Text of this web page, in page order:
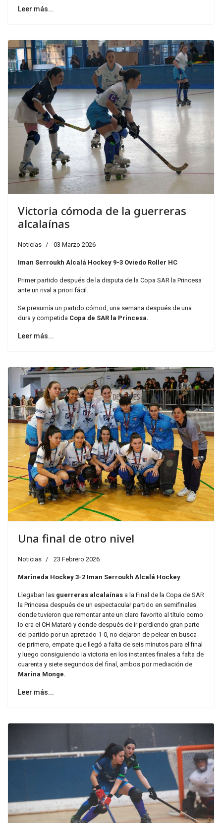
Leer más...
Victoria cómoda de la guerreras
alcalaínas
Noticias 03 Marzo 2026
Iman Serroukh Alcalá Hockey 9-3 Oviedo Roller HC
Primer partido después de la disputa de la Copa SAR la Princesa
ante un rival a priori fácil.
Se presumía un partido cómod, una semana después de una
dura y competida Copa de SAR la Princesa.
Leer más...
Una final de otro nivel
Noticias 23 Febrero 2026
Marineda Hockey 3-2 Iman Serroukh Alcalá Hockey
Llegaban las guerreras alcalaínas a la Final de la Copa de SAR
la Princesa después de un espectacular partido en semifinales
donde tuvieron que remontar ante un claro favorito al título como
lo era el CH Mataró y donde después de ir perdiendo gran parte
del partido por un apretado 1-0, no dejaron de pelear en busca
de primero, empate que llegó a falta de seis minutos para el final
y luego consiguiendo la victoria en los instantes finales a falta de
cuarenta y siete segundos del final, ambos por mediación de
Marina Monge.
Leer más...